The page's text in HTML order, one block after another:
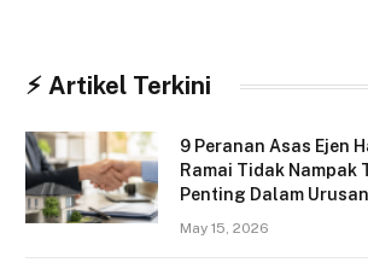
⚡︎ Artikel Terkini
9 Peranan Asas Ejen
Ramai Tidak Nampak
Penting Dalam
May 15, 2026